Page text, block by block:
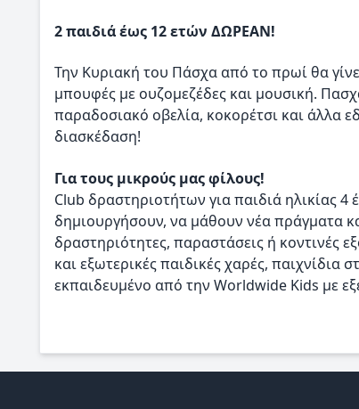
2 παιδιά έως 12 ετών ΔΩΡΕΑΝ!
Την Κυριακή του Πάσχα από το πρωί θα
μπουφές με ουζομεζέδες και μουσική.
παραδοσιακό οβελία, κοκορέτσι και άλλα
διασκέδαση!
Για τους μικρούς μας φίλους!
Club δραστηριοτήτων για παιδιά ηλικίας
δημιουργήσουν, να μάθουν νέα πράγματα
δραστηριότητες, παραστάσεις ή κοντινές
και εξωτερικές παιδικές χαρές,
εκπαιδευμένο από την Worldwide Kids με